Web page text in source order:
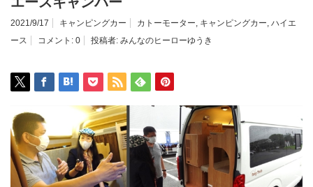
2021/9/17 キャンピングカー カトーモーター, キャンピングカー, ハイエ
ース
コメント: 0 投稿者: みんなのヒーローゆうき